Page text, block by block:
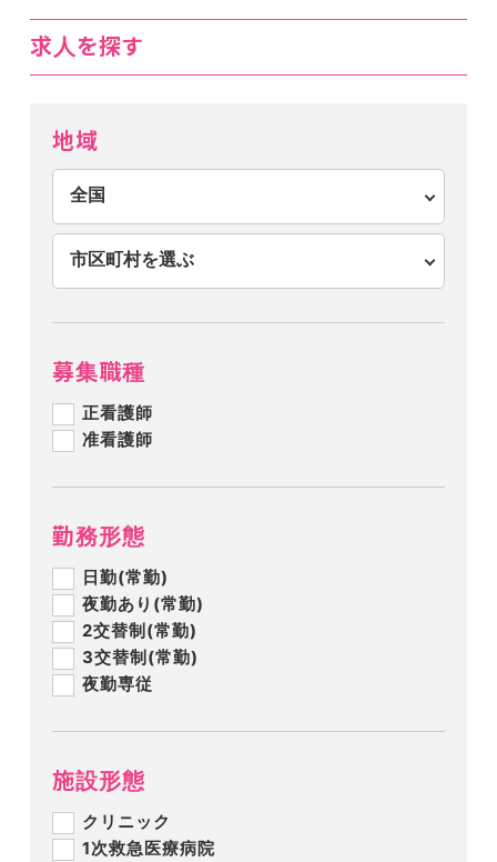
求人を探す
地域
募集職種
正看護師
准看護師
勤務形態
日勤(常勤)
夜勤あり(常勤)
2交替制(常勤)
3交替制(常勤)
夜勤専従
施設形態
クリニック
1次救急医療病院